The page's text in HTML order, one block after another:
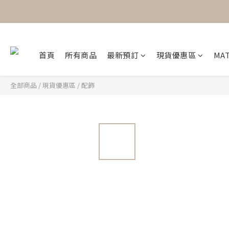
首頁 所有商品 最新預訂 現貨優惠區
全部商品 /現貨優惠區 /配飾